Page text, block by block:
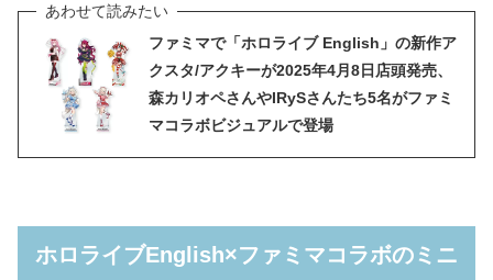
ファミマで「ホロライブ English」の新作ア
クスタ/アクキーが2025年4月8日店頭発売、
森カリオペさんやIRySさんたち5名がファミ
マコラボビジュアルで登場
ホロライブEnglish×ファミマコラボのミニ